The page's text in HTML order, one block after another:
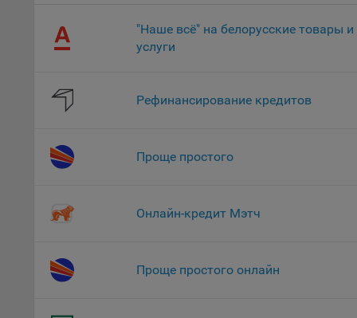
На
"Наше всё" на белорусские товары и
услуги
Рефинансирование кредитов
Проще простого
Онлайн-кредит Мэтч
Проще простого онлайн